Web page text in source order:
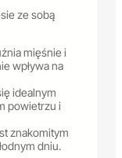
ze sobą
mięśnie i
wpływa na
idealnym
powietrzu i
znakomitym
dniu.